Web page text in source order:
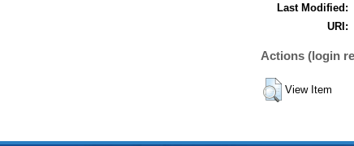
Last Modified:
URI:
Actions (login
View Item